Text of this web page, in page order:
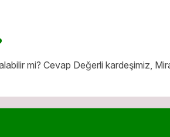
mi? Cevap Değerli kardeşimiz,